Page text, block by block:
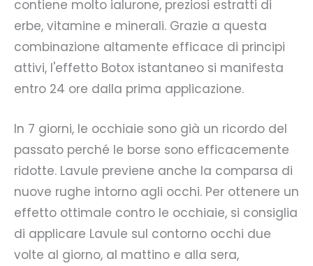
contiene molto ialurone, preziosi estratti di
erbe, vitamine e minerali. Grazie a questa
combinazione altamente efficace di principi
attivi, l'effetto Botox istantaneo si manifesta
entro 24 ore dalla prima applicazione.
In 7 giorni, le occhiaie sono già un ricordo del
passato perché le borse sono efficacemente
ridotte. Lavule previene anche la comparsa di
nuove rughe intorno agli occhi. Per ottenere un
effetto ottimale contro le occhiaie, si consiglia
di applicare Lavule sul contorno occhi due
volte al giorno, al mattino e alla sera,